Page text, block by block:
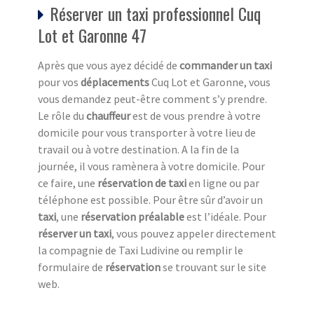
Réserver un taxi professionnel Cuq
Lot et Garonne 47
Après que vous ayez décidé de commander un taxi
pour vos déplacementsCuq Lot et Garonne, vous
vous demandez peut-être comment s’y prendre.
Le rôle du chauffeurest de vous prendre à votre
domicile pour vous transporter à votre lieu de
travail ou à votre destination. A la fin de la
journée, il vous ramènera à votre domicile. Pour
ce faire, une réservation de taxien ligne ou par
téléphone est possible. Pour être sûr d’avoir un
taxi, une réservation préalableest l’idéale. Pour
réserver un taxi, vous pouvez appeler directement
la compagnie de Taxi Ludivine ou remplir le
formulaire de réservationse trouvant sur le site
web.